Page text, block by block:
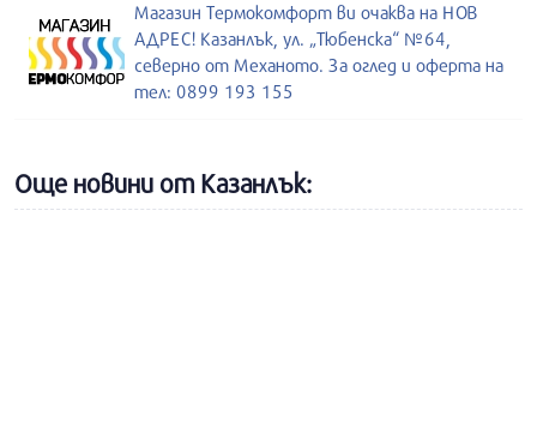
Магазин Термокомфорт ви очаква на НОВ
АДРЕС! Казанлък, ул. „Тюбенска“ №64,
северно от Механото. За оглед и оферта на
тел: 0899 193 155
Още новини от Казанлък: